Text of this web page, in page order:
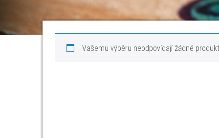
Vašemu výběru neodpovídají žádné